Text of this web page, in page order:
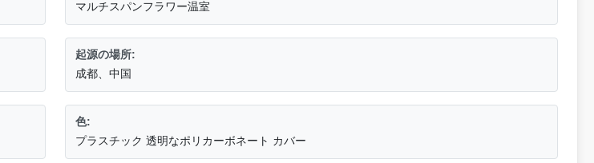
マルチスパンフラワー温室
起源の場所:
成都、中国
色:
プラスチック 透明なポリカーボネート カバー